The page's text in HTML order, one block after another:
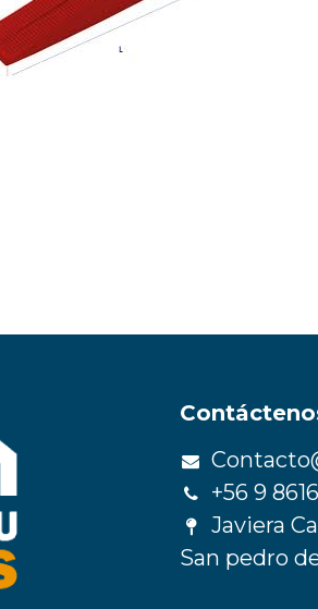
+56 9
Javiera
San pedro